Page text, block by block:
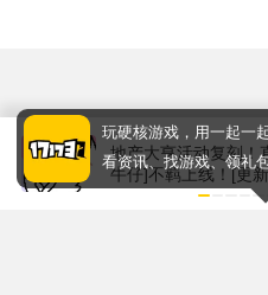
地产大亨活动复刻！
牛仔]不羁上线！[更
玩硬核游戏，用一起一
看资讯、找游戏、领礼